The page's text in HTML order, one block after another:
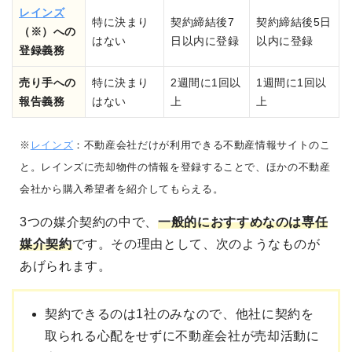
レインズ
（※）への
登録義務
特に決まり
はない
契約締結後7
日以内に登録
契約締結後5日
以内に登録
売り手への
報告義務
特に決まり
はない
2週間に1回以
上
1週間に1回以
上
※ レインズ ：不動産会社だけが利用できる不動産情報サイトのこ
と。レインズに売却物件の情報を登録することで、ほかの不動産
会社から購入希望者を紹介してもらえる。
3つの媒介契約の中で、一般的におすすめなのは専任
媒介契約です。その理由として、次のようなものが
あげられます。
契約できるのは1社のみなので、他社に契約を
取られる心配をせずに不動産会社が売却活動に